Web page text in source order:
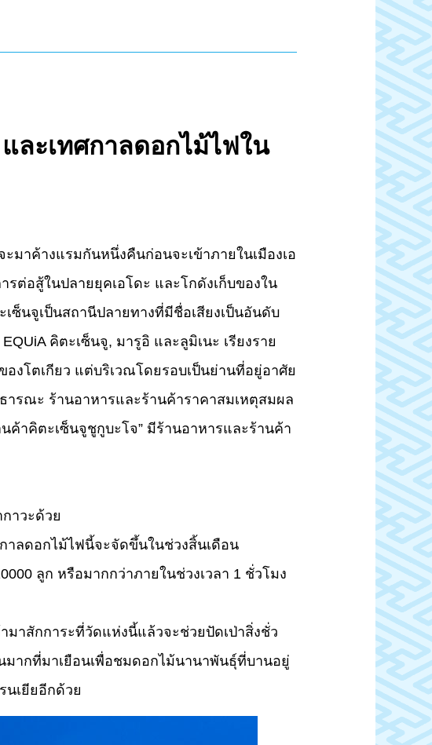
ะเทศกาลดอกไม้ไฟใน
มาค้างแรมกันหนึ่งคืนก่อนจะเข้าภายในเมืองเอ
ต่อสู้ในปลายยุคเอโดะ และโกดังเก็บของใน
ซ็นจูเป็นสถานีปลายทางที่มีชื่อเสียงเป็นอันดับ
คิตะเซ็นจู, มารูอิ และลูมิเนะ เรียงราย
งโตเกียว แต่บริเวณโดยรอบเป็นย่านที่อยู่อาศัย
ารณะ ร้านอาหารและร้านค้าราคาสมเหตุสมผล
ค้าคิตะเซ็นจูชูกูบะโจ” มีร้านอาหารและร้านค้า
าวะด้วย
กาลดอกไม้ไฟนี้จะจัดขึ้นในช่วงสิ้นเดือน
ลูก หรือมากกว่าภายในช่วงเวลา 1 ชั่วโมง
มาสักการะที่วัดแห่งนี้แล้วจะช่วยปัดเป่าสิ่งชั่ว
ากที่มาเยือนเพื่อชมดอกไม้นานาพันธุ์ที่บานอยู่
นเยียอีกด้วย